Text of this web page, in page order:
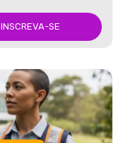
INSCREVA-SE